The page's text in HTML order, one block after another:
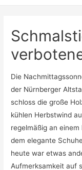
Die
der Nürnberger
schloss die große
kühlen Herbstwind
regelmäßig an
dem elegante
heute war etwas
Aufmerksamkeit auf